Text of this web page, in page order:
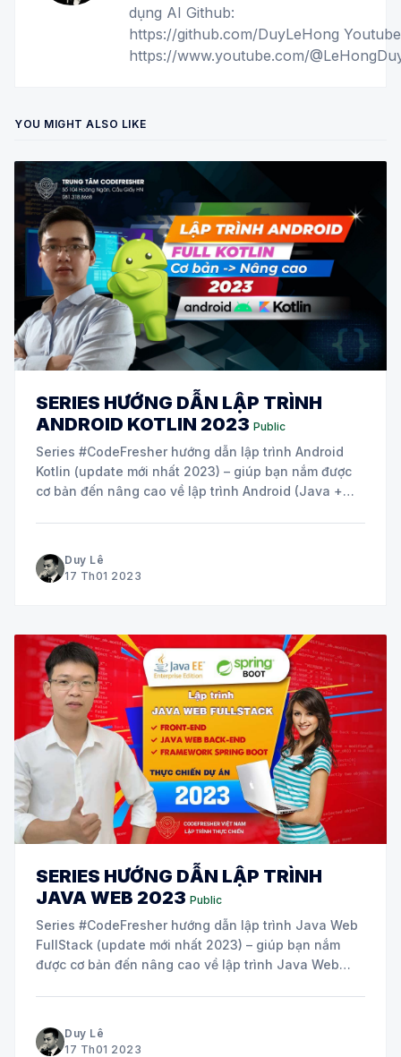
dụng AI Github:
https://github.com/DuyLeHong
https://www.youtube.com/
YOU MIGHT ALSO LIKE
SERIES HƯỚNG DẪN LẬP TRÌNH
ANDROID KOTLIN 2023 Public
Series #CodeFresher hướng dẫn lập trình Android
Kotlin (update mới nhất 2023) – giúp bạn nắm được
cơ bản đến nâng cao về lập trình Android (Java +
Duy Lê
17 Th01 2023
SERIES HƯỚNG DẪN LẬP TRÌNH
JAVA WEB 2023 Public
Series #CodeFresher hướng dẫn lập trình Java Web
FullStack (update mới nhất 2023) – giúp bạn nắm
được cơ bản đến nâng cao về lập trình Java Web
Duy Lê
17 Th01 2023